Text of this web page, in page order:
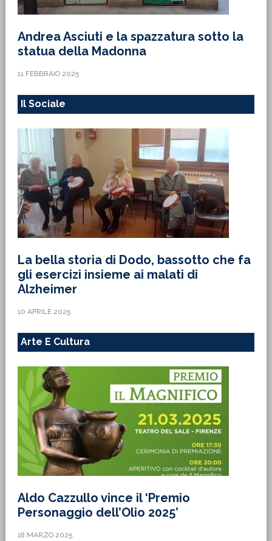
Andrea Asciuti e la spazzatura sotto la
statua della Madonna
11 FEBBRAIO 2025
Il Sociale
La bella storia di Dodo, bassotto che fa
gli esercizi insieme ai malati di
Alzheimer
10 APRILE 2025
Arte E Cultura
Aldo Cazzullo vince il ‘Premio
Personaggio dell’Olio 2025’
18 MARZO 2025